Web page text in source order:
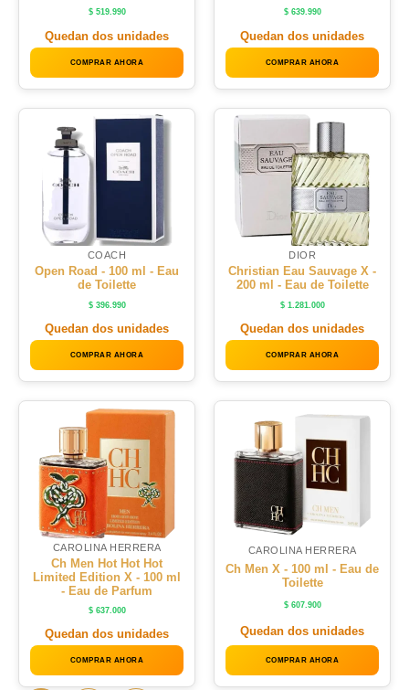
$519.990
Quedan dos unidades
COMPRAR AHORA
$639.990
Quedan dos unidades
COMPRAR AHORA
COACH
Open Road - 100 ml - Eau
de Toilette
$396.990
Quedan dos unidades
COMPRAR AHORA
DIOR
Christian Eau Sauvage X -
200 ml - Eau de Toilette
$1.281.000
Quedan dos unidades
COMPRAR AHORA
CAROLINA HERRERA
Ch Men Hot Hot Hot
Limited Edition X - 100 ml
- Eau de Parfum
$637.000
Quedan dos unidades
COMPRAR AHORA
CAROLINA HERRERA
Ch Men X - 100 ml - Eau de
Toilette
$607.900
Quedan dos unidades
COMPRAR AHORA